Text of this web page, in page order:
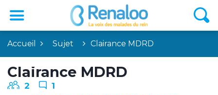
Accueil Sujet Clairance MDRD
Clairance MDRD
2 1